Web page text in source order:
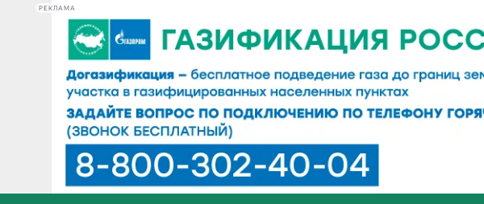
РЕКЛАМА